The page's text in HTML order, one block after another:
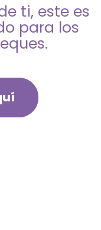
ti, este es
para los